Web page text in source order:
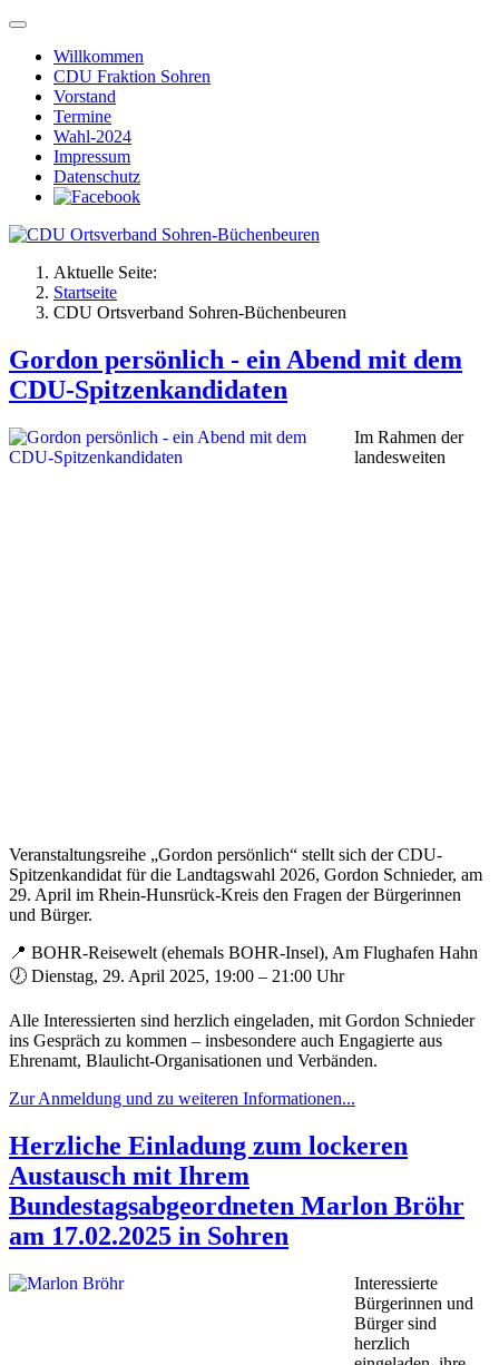
Willkommen
CDU Fraktion Sohren
Vorstand
Termine
Wahl-2024
Impressum
Datenschutz
Aktuelle Seite:
Startseite
CDU Ortsverband Sohren-Büchenbeuren
Gordon persönlich - ein Abend mit dem
CDU-Spitzenkandidaten
Im Rahmen der
landesweiten
Veranstaltungsreihe „Gordon persönlich“ stellt sich der CDU-
Spitzenkandidat für die Landtagswahl 2026, Gordon Schnieder, am
29. April im Rhein-Hunsrück-Kreis den Fragen der Bürgerinnen
und Bürger.
📍 BOHR-Reisewelt (ehemals BOHR-Insel), Am Flughafen Hahn
🕖 Dienstag, 29. April 2025, 19:00 – 21:00 Uhr
Alle Interessierten sind herzlich eingeladen, mit Gordon Schnieder
ins Gespräch zu kommen – insbesondere auch Engagierte aus
Ehrenamt, Blaulicht-Organisationen und Verbänden.
Zur Anmeldung und zu weiteren Informationen...
Herzliche Einladung zum lockeren
Austausch mit Ihrem
Bundestagsabgeordneten Marlon Bröhr
am 17.02.2025 in Sohren
Interessierte
Bürgerinnen und
Bürger sind
herzlich